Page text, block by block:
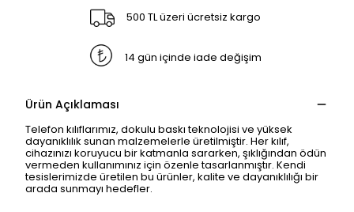
500 TL üzeri ücretsiz kargo
14 gün içinde iade değişim
Ürün Açıklaması
Telefon kılıflarımız, dokulu baskı teknolojisi ve yüksek
dayanıklılık sunan malzemelerle üretilmiştir. Her kılıf,
cihazınızı koruyucu bir katmanla sararken, şıklığından ödün
vermeden kullanımınız için özenle tasarlanmıştır. Kendi
tesislerimizde üretilen bu ürünler, kalite ve dayanıklılığı bir
arada sunmayı hedefler.